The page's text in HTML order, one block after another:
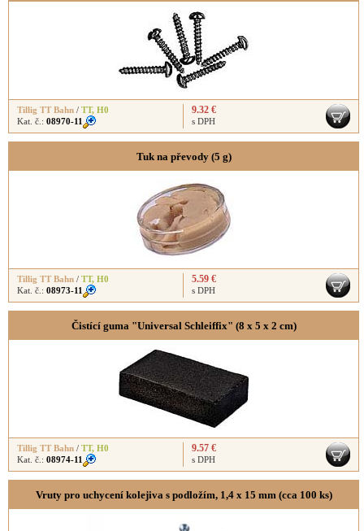
Tillig TT Bahn / TT, H0
Kat. č.: 08970-11
9.32 €
s DPH
Tuk na převody (5 g)
Tillig TT Bahn / TT, H0
Kat. č.: 08973-11
5.59 €
s DPH
Čistící guma "Universal Schleiffix" (8 x 5 x 2 cm)
Tillig TT Bahn / TT, H0
Kat. č.: 08974-11
9.57 €
s DPH
Vruty pro uchycení kolejiva s podložím, 1,4 x 15 mm (cca 100 ks)